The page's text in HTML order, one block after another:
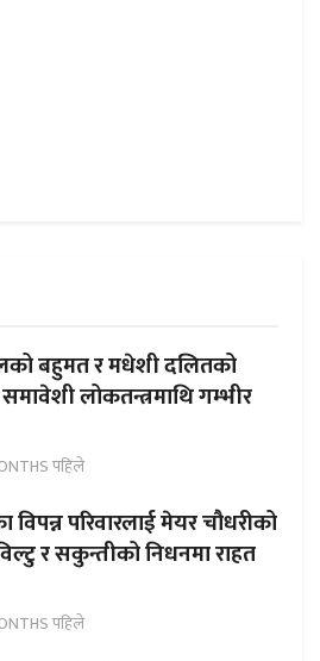
बहुमत र मधेशी दलितको
समावेशी लोकतन्त्रमाथि गम्भीर
पहिले
विपन्न परिवारलाई मेयर चौधरीको
र सकुन्तीको निधनमा राहत
पहिले